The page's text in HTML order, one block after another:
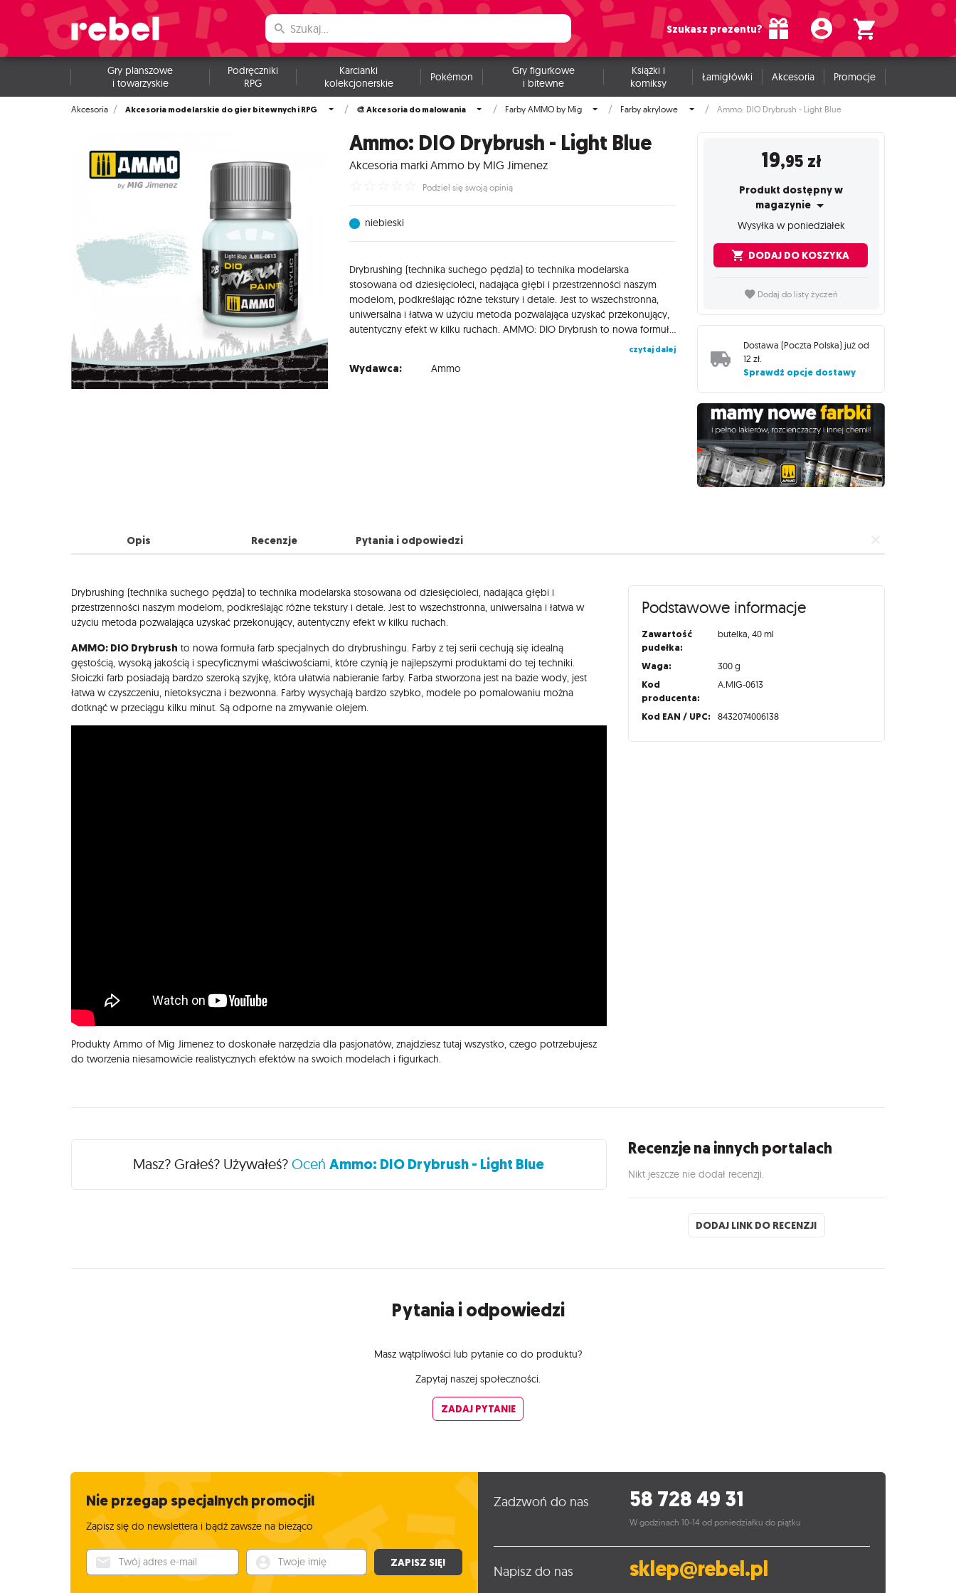
Szukasz prezentu?
Gry planszowe
i towarzyskie
Podręczniki
RPG
Karcianki
kolekcjonerskie
Pokémon
Gry figurkowe
i bitewne
Książki i
komiksy
Łamigłówki Akcesoria Promocje
Akcesoria Akcesoria modelarskie do gier bitewnych i RPG 🎨 Akcesoria do malowania Farby AMMO by Mig Farby akrylowe Ammo: DIO Drybrush - Light Blue
Ammo: DIO Drybrush - Light Blue
Akcesoria marki Ammo by MIG Jimenez
Podziel się swoją opinią
niebieski
Drybrushing (technika suchego pędzla) to technika modelarska
stosowana od dziesięcioleci, nadająca głębi i przestrzenności naszym
modelom, podkreślając różne tekstury i detale. Jest to wszechstronna,
uniwersalna i łatwa w użyciu metoda pozwalająca uzyskać przekonujący,
czytaj dalej
Wydawca: Ammo
19,95 zł
Produkt dostępny w
magazynie
Wysyłka w poniedziałek
DODAJ DO KOSZYKA
Dodaj do listy życzeń
Dostawa (Poczta Polska) już od
12 zł.
Sprawdź opcje dostawy
Opis Recenzje Pytania i odpowiedzi
Opis
Drybrushing (technika suchego pędzla) to technika modelarska stosowana od dziesięcioleci, nadająca głębi i
przestrzenności naszym modelom, podkreślając różne tekstury i detale. Jest to wszechstronna, uniwersalna i łatwa w
użyciu metoda pozwalająca uzyskać przekonujący, autentyczny efekt w kilku ruchach.
AMMO: DIO Drybrush to nowa formuła farb specjalnych do drybrushingu. Farby z tej serii cechują się idealną
gęstością, wysoką jakością i specyficznymi właściwościami, które czynią je najlepszymi produktami do tej techniki.
Słoiczki farb posiadają bardzo szeroką szyjkę, która ułatwia nabieranie farby. Farba stworzona jest na bazie wody, jest
łatwa w czyszczeniu, nietoksyczna i bezwonna. Farby wysychają bardzo szybko, modele po pomalowaniu można
dotknąć w przeciągu kilku minut. Są odporne na zmywanie olejem.
Produkty Ammo of Mig Jimenez to doskonałe narzędzia dla pasjonatów, znajdziesz tutaj wszystko, czego potrzebujesz
do tworzenia niesamowicie realistycznych efektów na swoich modelach i figurkach.
Podstawowe informacje
Zawartość
pudełka:
butelka, 40 ml
Waga: 300 g
Kod
producenta:
A.MIG-0613
Kod EAN / UPC: 8432074006138
Recenzje
Masz? Grałeś? Używałeś?OceńAmmo: DIO Drybrush - Light Blue
Recenzje na innych portalach
Nikt jeszcze nie dodał recenzji.
DODAJ LINK DO RECENZJI
Pytania i odpowiedzi
Masz wątpliwości lub pytanie co do produktu?
Zapytaj naszej społeczności.
ZADAJ PYTANIE
Nie przegap specjalnych promocji!
Zapisz się do newslettera i bądź zawsze na bieżąco
Twój adres e-mail Twoje imię ZAPISZ SIĘ!
Zadzwoń do nas 58 728 49 31
W godzinach 10-14 od poniedziałku do piątku
Napisz do nas sklep@rebel.pl